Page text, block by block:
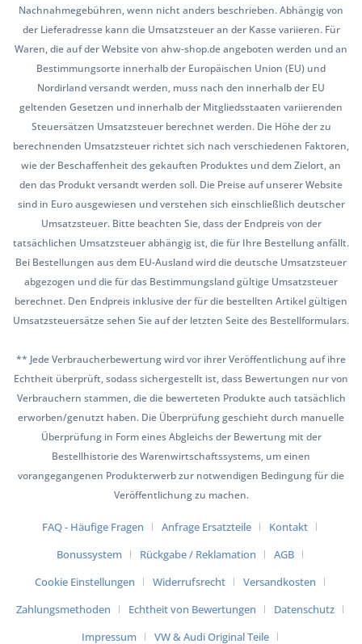
Nachnahmegebühren, wenn nicht anders beschrieben. Abhängig von
der Lieferadresse kann die Umsatzsteuer an der Kasse variieren. Für
Waren, die auf der Website von ahw-shop.de angeboten werden und an
Bestimmungsorte innerhalb der Europäischen Union (EU) und
Nordirland versandt werden, muss nach den innerhalb der EU
geltenden Gesetzen und innerhalb der Mitgliedsstaaten variierenden
Steuersätzen Umsatzsteuer berechnet werden. Die Höhe der zu
berechnenden Umsatzsteuer richtet sich nach verschiedenen Faktoren,
wie der Beschaffenheit des gekauften Produktes und dem Zielort, an
den das Produkt versandt werden soll. Die Preise auf unserer Website
sind in Euro ausgewiesen und verstehen sich einschließlich deutscher
Umsatzsteuer. Bitte beachten Sie, dass der Endpreis von der
tatsächlichen Umsatzsteuer abhängig ist, die für Ihre Bestellung anfällt.
Bei Bestellungen aus dem EU-Ausland wird die deutsche Umsatzsteuer
abgezogen und die für das Bestimmungsland gültige Umsatzsteuer
berechnet. Den Endpreis inklusive der für die bestellten Artikel gültigen
Umsatzsteuersätze sehen Sie auf der letzten Seite des Bestellformulars.
** Jede Verbraucherbewertung wird vor ihrer Veröffentlichung auf ihre
Echtheit überprüft, sodass sichergestellt ist, dass Bewertungen nur von
Verbrauchern stammen, die die bewerteten Produkte auch tatsächlich
erworben/genutzt haben. Die Überprüfung geschieht durch manuelle
Überprüfung in Form eines Abgleichs der Bewertung mit der
Bestellhistorie des Warenwirtschaftssystems, um einen
vorangegangenen Produkterwerb zur notwendigen Bedingung für die
Veröffentlichung zu machen.
FAQ - Häufige Fragen Anfrage Ersatzteile
Kontakt
Bonussystem
Rückgabe / Reklamation
AGB
Cookie Einstellungen
Widerrufsrecht
Versandkosten
Zahlungsmethoden
Echtheit von Bewertungen
Datenschutz
Impressum
VW & Audi Original Teile